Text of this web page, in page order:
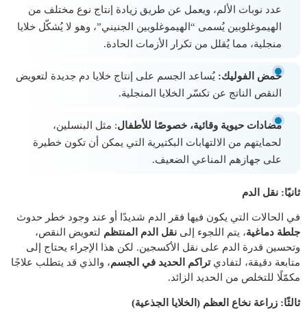
عدد نوبات الألم، ويعمل عن طريق زيادة إنتاج نوع مختلف من
الهيموغلوبين يُسمى “الهيموغلوبين الجنيني”، وهو لا يُشكّل خلايا
منجلية، مما يُقلل من تكرار الأزمات الحادة.
حمض الفوليك: يُساعد الجسم على إنتاج خلايا دم جديدة لتعويض
النقص الناتج عن تكسّر الخلايا المنجلية.
مضادات حيوية وقائية، خصوصًا للأطفال: مثل البنسلين،
لحمايتهم من الالتهابات البكتيرية التي يمكن أن تكون خطيرة
على جهازهم المناعي الضعيف.
ثانيًا: نقل الدم
في الحالات التي يكون فيها فقر الدم شديدًا أو عند وجود خطر حدوث
جلطة دماغية، يتم اللجوء إلى نقل الدم المنتظم لتعويض النقص،
وتحسين قدرة الدم على نقل الأكسجين. لكن هذا الإجراء يحتاج إلى
متابعة دقيقة، لتفاديتراكم الحديد في الجسم، والذي قد يتطلب علاجًا
مكمّلًا للتخلص من الحديد الزائد.
ثالثًا: زراعة نخاع العظم (الخلايا الجذعية)